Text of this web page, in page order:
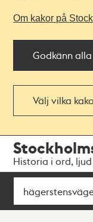
Om kakor på
Godkänn
Välj vilka
navigationen
huvudinnehållet
Historia i ord,
Sök